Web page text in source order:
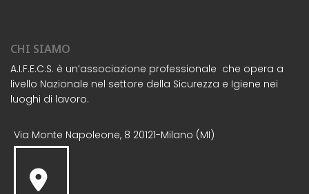
CHI SIAMO
A.I.F.E.C.S. è un’associazione professionale che opera a
livello Nazionale nel settore della Sicurezza e Igiene nei
luoghi di lavoro.
Via Monte Napoleone, 8 20121-Milano (MI)